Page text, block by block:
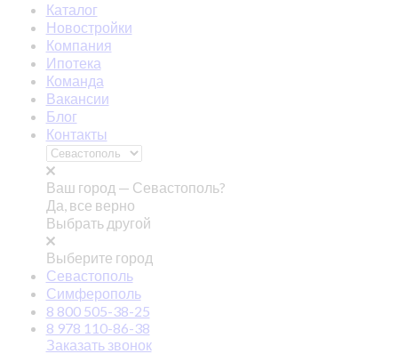
Каталог
Новостройки
Компания
Ипотека
Команда
Вакансии
Блог
Контакты
Ваш город — Севастополь?
Да, все верно
Выбрать другой
Выберите город
Севастополь
Симферополь
8 800 505-38-25
8 978 110-86-38
Заказать звонок